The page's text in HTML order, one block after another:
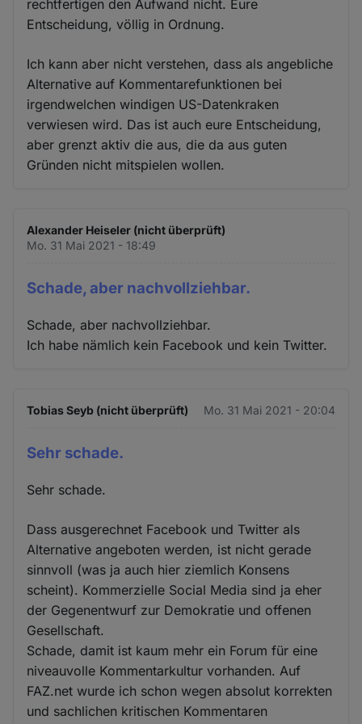
rechtfertigen den Aufwand nicht. Eure
Entscheidung, völlig in Ordnung.
Ich kann aber nicht verstehen, dass als angebliche
Alternative auf Kommentarefunktionen bei
irgendwelchen windigen US-Datenkraken
verwiesen wird. Das ist auch eure Entscheidung,
aber grenzt aktiv die aus, die da aus guten
Gründen nicht mitspielen wollen.
Alexander Heiseler (nicht überprüft)
Mo. 31 Mai 2021 - 18:49
Schade, aber nachvollziehbar.
Schade, aber nachvollziehbar.
Ich habe nämlich kein Facebook und kein Twitter.
Tobias Seyb (nicht überprüft) Mo. 31 Mai 2021 - 20:04
Sehr schade.
Sehr schade.
Dass ausgerechnet Facebook und Twitter als
Alternative angeboten werden, ist nicht gerade
sinnvoll (was ja auch hier ziemlich Konsens
scheint). Kommerzielle Social Media sind ja eher
der Gegenentwurf zur Demokratie und offenen
Gesellschaft.
Schade, damit ist kaum mehr ein Forum für eine
niveauvolle Kommentarkultur vorhanden. Auf
FAZ.net wurde ich schon wegen absolut korrekten
und sachlichen kritischen Kommentaren